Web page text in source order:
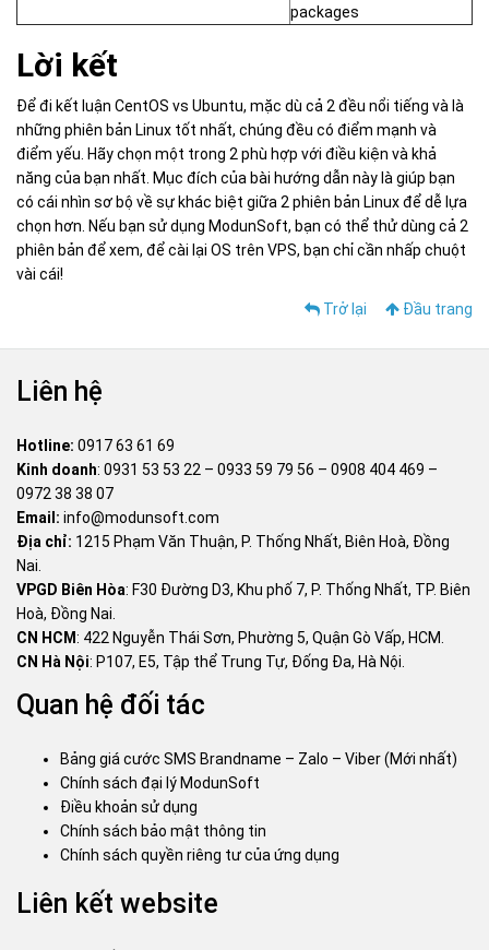
packages
Lời kết
Để đi kết luận CentOS vs Ubuntu, mặc dù cả 2 đều nổi tiếng và là
những phiên bản Linux tốt nhất, chúng đều có điểm mạnh và
điểm yếu. Hãy chọn một trong 2 phù hợp với điều kiện và khả
năng của bạn nhất. Mục đích của bài hướng dẫn này là giúp bạn
có cái nhìn sơ bộ về sự khác biệt giữa 2 phiên bản Linux để dễ lựa
chọn hơn. Nếu bạn sử dụng ModunSoft, bạn có thể thử dùng cả 2
phiên bản để xem, để cài lại OS trên VPS, bạn chỉ cần nhấp chuột
vài cái!
Trở lại
Đầu trang
Liên hệ
Hotline: 0917 63 61 69
Kinh doanh: 0931 53 53 22 – 0933 59 79 56 – 0908 404 469 –
0972 38 38 07
Email: info@modunsoft.com
Địa chỉ: 1215 Phạm Văn Thuận, P. Thống Nhất, Biên Hoà, Đồng
Nai.
VPGD Biên Hòa: F30 Đường D3, Khu phố 7, P. Thống Nhất, TP. Biên
Hoà, Đồng Nai.
CN HCM: 422 Nguyễn Thái Sơn, Phường 5, Quận Gò Vấp, HCM.
CN Hà Nội: P107, E5, Tập thể Trung Tự, Đống Đa, Hà Nội.
Quan hệ đối tác
Bảng giá cước SMS Brandname – Zalo – Viber (Mới nhất)
Chính sách đại lý ModunSoft
Điều khoản sử dụng
Chính sách bảo mật thông tin
Chính sách quyền riêng tư của ứng dụng
Liên kết website